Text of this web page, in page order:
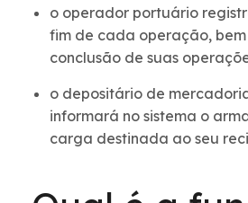
o operador portuário
fim de cada operação,
conclusão de suas
o depositário de
informará no sistema o
carga destinada ao seu